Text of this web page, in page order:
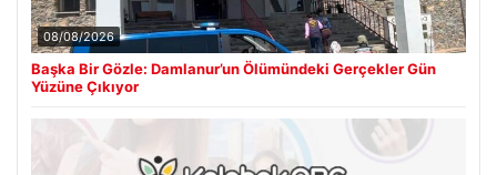
08/08/2026
Başka Bir Gözle: Damlanur’un Ölümündeki Gerçekler Gün
Yüzüne Çıkıyor